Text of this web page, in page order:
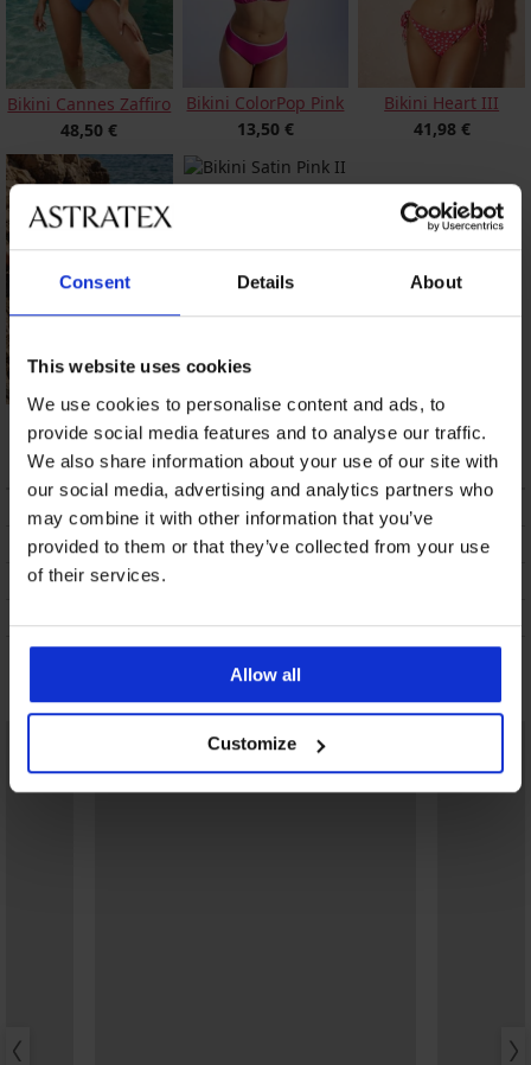
Consent Details About
This website uses cookies
We use cookies to personalise content and ads, to
provide social media features and to analyse our traffic.
We also share information about your use of our site with
our social media, advertising and analytics partners who
may combine it with other information that you’ve
provided to them or that they’ve collected from your use
of their services.
Allow all
Customize
Bikini Cannes Zaffiro
48,50 €
Bikini ColorPop Pink
13,50 €
Bikini Heart III
41,98 €
Bikini Sangria II
21,98 €
BESCHRIJVING
VERZENDING EN BETALING
RUILEN
Misschien vindt u dit ook leuk